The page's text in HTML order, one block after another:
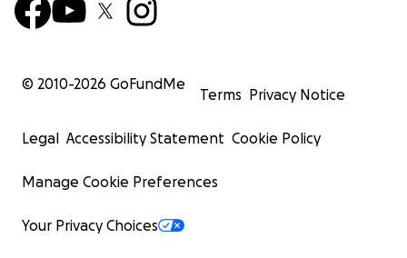
© 2010-2026 GoFundMe
Terms Privacy Notice
Legal Accessibility Statement Cookie Policy
Manage Cookie Preferences
Your Privacy Choices